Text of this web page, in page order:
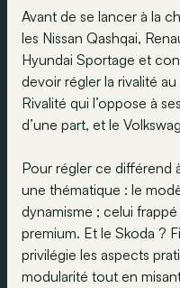
Avant de se lancer à la
les Nissan Qashqai,
Hyundai Sportage et
devoir régler la rivalité
Rivalité qui l’oppose à
d’une part, et le
Pour régler ce différend
une thématique : le
dynamisme ; celui
premium. Et le Skoda ?
privilégie les aspects
modularité tout en